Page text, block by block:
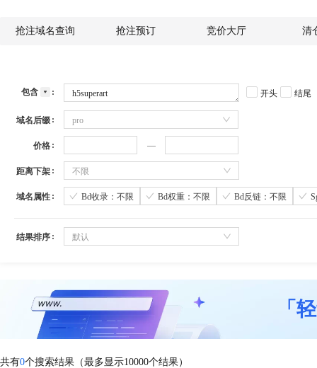
抢注域名查询 抢注预订 竞价大厅 清
包含 开头 结尾
域名后缀 pro
价格
距离下架 不限
域名属性 Bd收录：不限 Bd权重：不限 Bd反链：不限
结果排序 默认
「
共有0个搜索结果（最多显示10000个结果）